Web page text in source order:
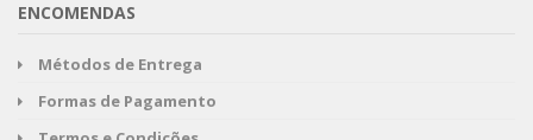
ENCOMENDAS
Métodos de Entrega
Formas de Pagamento